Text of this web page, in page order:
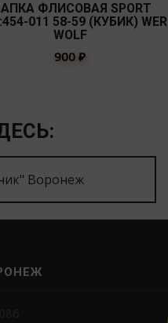
ФЛИСОВАЯ SPORT
011 58-59 (КУБИК) WER
WOLF
900 ₽
Воронеж